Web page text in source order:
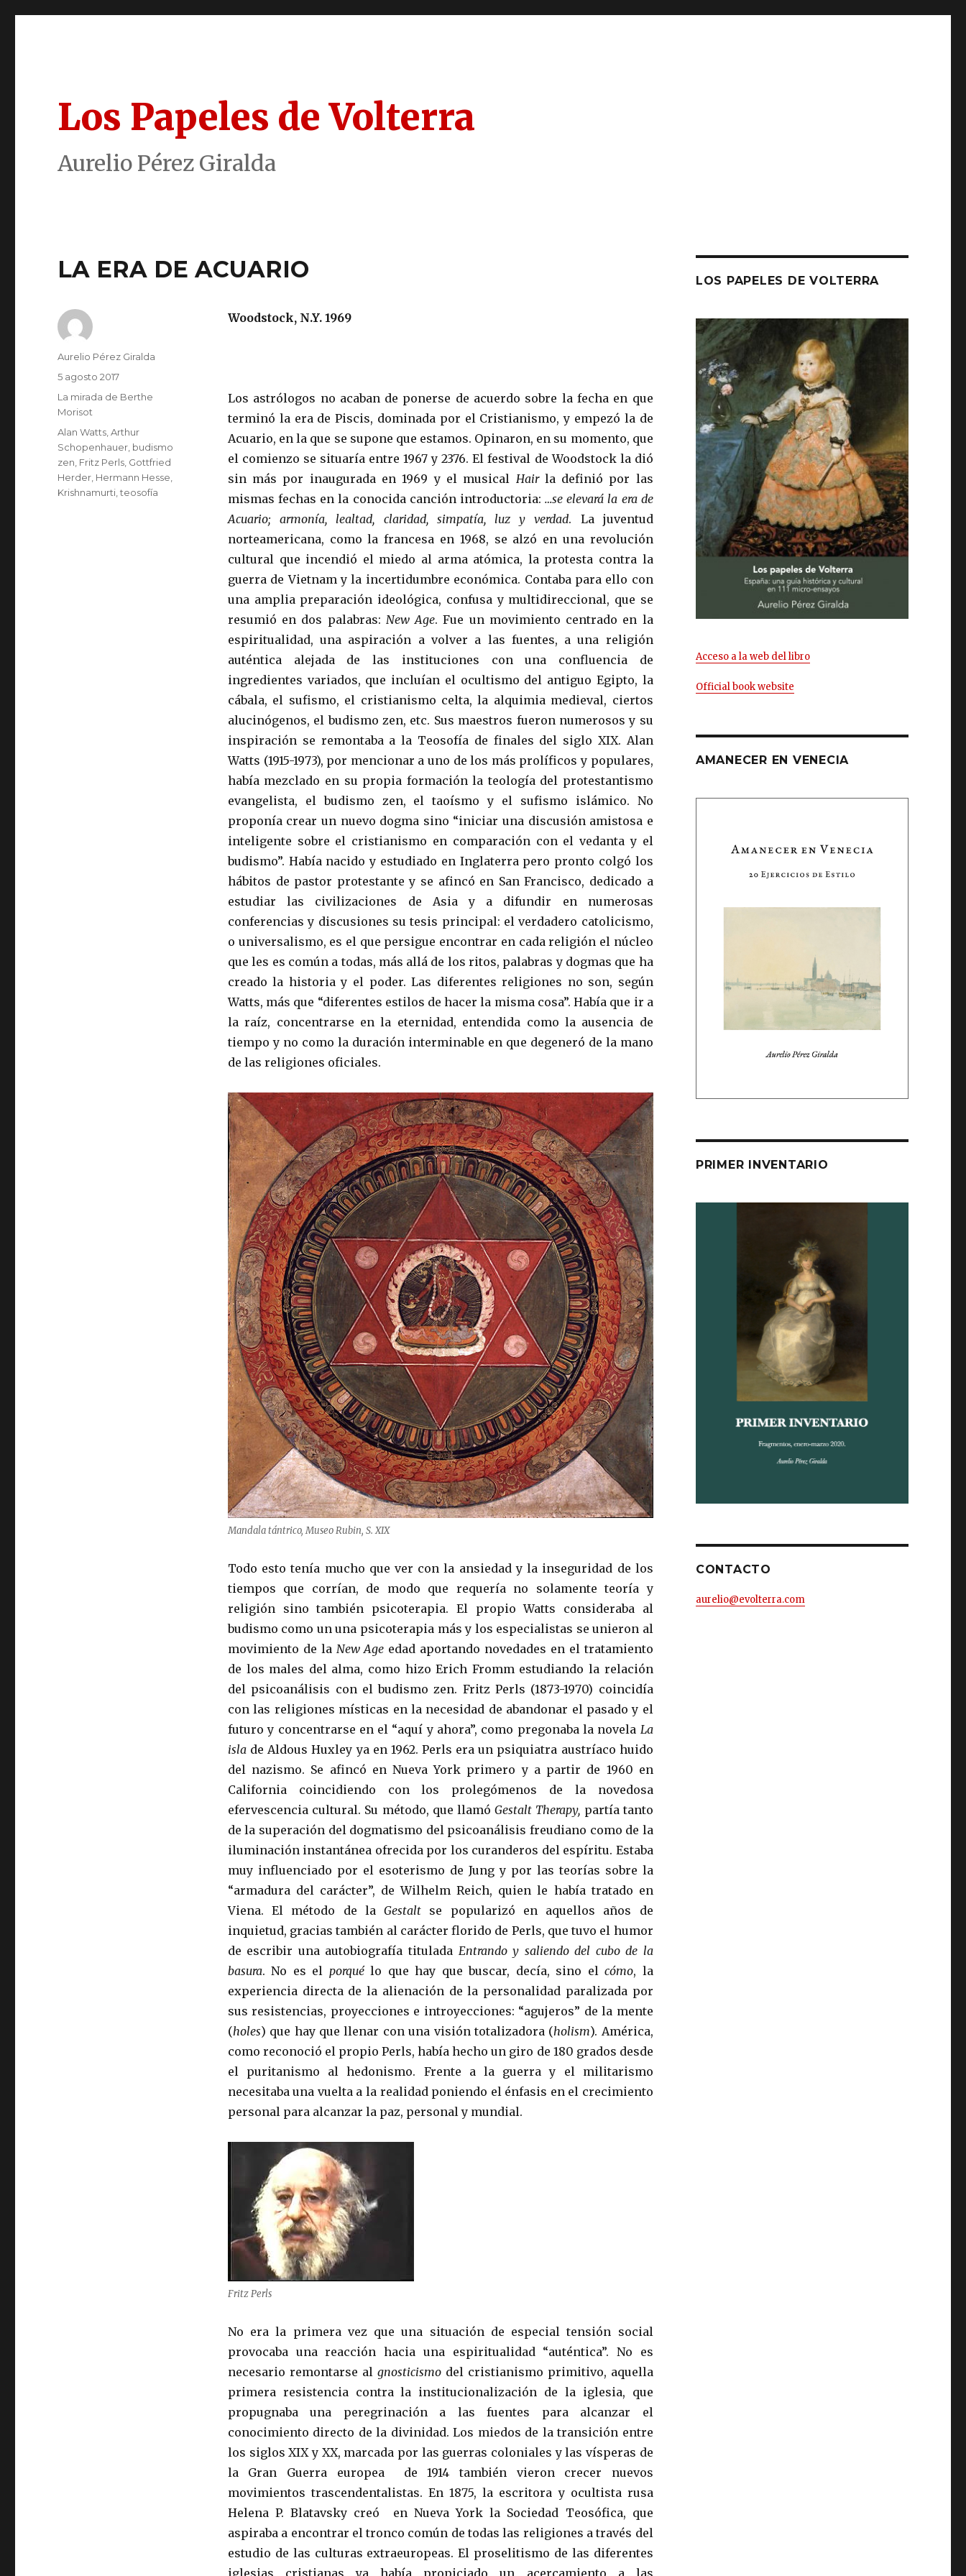
Los Papeles de Volterra
Aurelio Pérez Giralda
LA ERA DE ACUARIO
Woodstock, N.Y. 1969
Los astrólogos no acaban de ponerse de acuerdo sobre la fecha en que
terminó la era de Piscis, dominada por el Cristianismo, y empezó la de
Acuario, en la que se supone que estamos. Opinaron, en su momento, que
el comienzo se situaría entre 1967 y 2376. El festival de Woodstock la dió
sin más por inaugurada en 1969 y el musical Hair la definió por las
mismas fechas en la conocida canción introductoria: …se elevará la era de
Acuario; armonía, lealtad, claridad, simpatía, luz y verdad. La juventud
norteamericana, como la francesa en 1968, se alzó en una revolución
cultural que incendió el miedo al arma atómica, la protesta contra la
guerra de Vietnam y la incertidumbre económica. Contaba para ello con
una amplia preparación ideológica, confusa y multidireccional, que se
resumió en dos palabras: New Age. Fue un movimiento centrado en la
espiritualidad, una aspiración a volver a las fuentes, a una religión
auténtica alejada de las instituciones con una confluencia de
ingredientes variados, que incluían el ocultismo del antiguo Egipto, la
cábala, el sufismo, el cristianismo celta, la alquimia medieval, ciertos
alucinógenos, el budismo zen, etc. Sus maestros fueron numerosos y su
inspiración se remontaba a la Teosofía de finales del siglo XIX. Alan
Watts (1915-1973), por mencionar a uno de los más prolíficos y populares,
había mezclado en su propia formación la teología del protestantismo
evangelista, el budismo zen, el taoísmo y el sufismo islámico. No
proponía crear un nuevo dogma sino “iniciar una discusión amistosa e
inteligente sobre el cristianismo en comparación con el vedanta y el
budismo”. Había nacido y estudiado en Inglaterra pero pronto colgó los
hábitos de pastor protestante y se afincó en San Francisco, dedicado a
estudiar las civilizaciones de Asia y a difundir en numerosas
conferencias y discusiones su tesis principal: el verdadero catolicismo,
o universalismo, es el que persigue encontrar en cada religión el núcleo
que les es común a todas, más allá de los ritos, palabras y dogmas que ha
creado la historia y el poder. Las diferentes religiones no son, según
Watts, más que “diferentes estilos de hacer la misma cosa”. Había que ir a
la raíz, concentrarse en la eternidad, entendida como la ausencia de
tiempo y no como la duración interminable en que degeneró de la mano
de las religiones oficiales.
Mandala tántrico, Museo Rubin, S. XIX
Todo esto tenía mucho que ver con la ansiedad y la inseguridad de los
tiempos que corrían, de modo que requería no solamente teoría y
religión sino también psicoterapia. El propio Watts consideraba al
budismo como un una psicoterapia más y los especialistas se unieron al
movimiento de la New Age edad aportando novedades en el tratamiento
de los males del alma, como hizo Erich Fromm estudiando la relación
del psicoanálisis con el budismo zen. Fritz Perls (1873-1970) coincidía
con las religiones místicas en la necesidad de abandonar el pasado y el
futuro y concentrarse en el “aquí y ahora”, como pregonaba la novela La
islade Aldous Huxley ya en 1962. Perls era un psiquiatra austríaco huido
del nazismo. Se afincó en Nueva York primero y a partir de 1960 en
California coincidiendo con los prolegómenos de la novedosa
efervescencia cultural. Su método, que llamó Gestalt Therapy, partía tanto
de la superación del dogmatismo del psicoanálisis freudiano como de la
iluminación instantánea ofrecida por los curanderos del espíritu. Estaba
muy influenciado por el esoterismo de Jung y por las teorías sobre la
“armadura del carácter”, de Wilhelm Reich, quien le había tratado en
Viena. El método de laGestalt se popularizó en aquellos años de
inquietud, gracias también al carácter florido de Perls, que tuvo el humor
de escribir una autobiografía titulada Entrando y saliendo del cubo de la
basura. No es el porquélo que hay que buscar, decía, sino el cómo, la
experiencia directa de la alienación de la personalidad paralizada por
sus resistencias, proyecciones e introyecciones: “agujeros” de la mente
(holes) que hay que llenar con una visión totalizadora (holism). América,
como reconoció el propio Perls, había hecho un giro de 180 grados desde
el puritanismo al hedonismo. Frente a la guerra y el militarismo
necesitaba una vuelta a la realidad poniendo el énfasis en el crecimiento
personal para alcanzar la paz, personal y mundial.
Fritz Perls
No era la primera vez que una situación de especial tensión social
provocaba una reacción hacia una espiritualidad “auténtica”. No es
necesario remontarse al gnosticismodel cristianismo primitivo, aquella
primera resistencia contra la institucionalización de la iglesia, que
propugnaba una peregrinación a las fuentes para alcanzar el
conocimiento directo de la divinidad. Los miedos de la transición entre
los siglos XIX y XX, marcada por las guerras coloniales y las vísperas de
la Gran Guerra europea de 1914 también vieron crecer nuevos
movimientos trascendentalistas. En 1875, la escritora y ocultista rusa
Helena P. Blatavsky creó en Nueva York la Sociedad Teosófica, que
aspiraba a encontrar el tronco común de todas las religiones a través del
estudio de las culturas extraeuropeas. El proselitismo de las diferentes
iglesias cristianas ya había propiciado un acercamiento a las
Autor
Aurelio Pérez Giralda
Publicado
5 agosto 2017
Categorías
La mirada de Berthe
Morisot
Etiquetas
Alan Watts ,Arthur
Schopenhauer budismo
zen Fritz Perls Gottfried
Herder Hermann Hesse
Krishnamurti ,teosofía
LOS PAPELES DE VOLTERRA
Acceso a la web del libro
Official book website
AMANECER EN VENECIA
PRIMER INVENTARIO
CONTACTO
aurelio@evolterra.com